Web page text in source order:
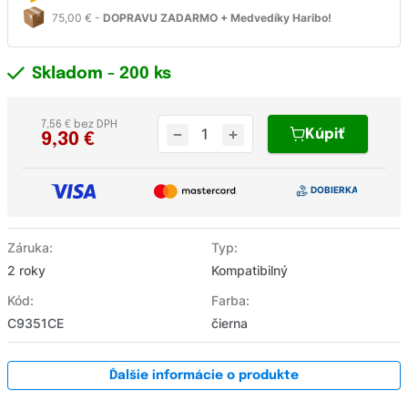
75,00 € - DOPRAVU ZADARMO + Medvedíky Haribo!
Záruka:
2 roky
Typ:
Kompatibilný
Kód:
C9351CE
Farba:
čierna
Skladom - 200 ks
9,30 €
7,56 € bez DPH
Kúpiť
Ďalšie informácie o produkte